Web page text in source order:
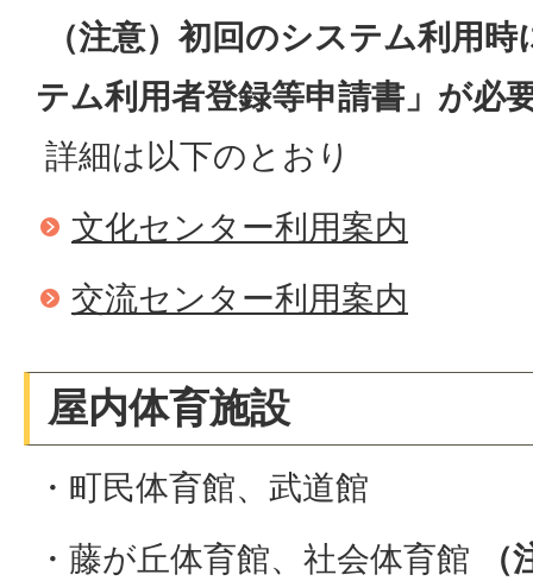
（注意）初回のシステム利用
テム利用者登録等申請書」が必
詳細は以下のとおり
文化センター利用案内
交流センター利用案内
屋内体育施設
・町民体育館、武道館
・藤が丘体育館、社会体育館